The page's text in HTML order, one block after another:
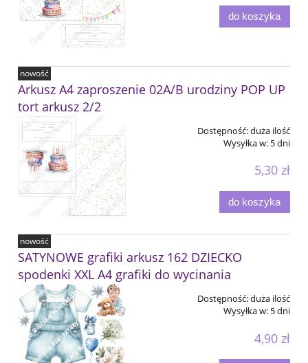
do koszyka
Arkusz A4 zaproszenie 02A/B urodziny POP UP
tort arkusz 2/2
Dostępność:duża ilość
Wysyłka w: 5 dni
5,30 zł
do koszyka
nowość
SATYNOWE grafiki arkusz 162 DZIECKO
spodenki XXL A4 grafiki do wycinania
Dostępność:duża ilość
Wysyłka w: 5 dni
4,90 zł
nowość